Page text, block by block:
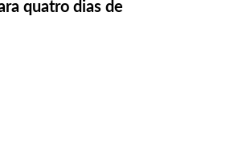
quatro dias de